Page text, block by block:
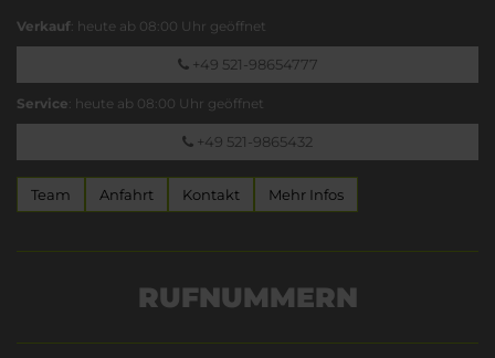
Verkauf: heute ab 08:00 Uhr geöffnet
+49 521-98654777
Service: heute ab 08:00 Uhr geöffnet
+49 521-9865432
Team Anfahrt Kontakt Mehr Infos
RUFNUMMERN